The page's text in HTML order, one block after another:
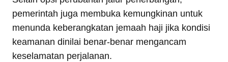
pemerintah juga membuka kemungkinan untuk
menunda keberangkatan jemaah haji jika kondisi
keamanan dinilai benar-benar mengancam
keselamatan perjalanan.